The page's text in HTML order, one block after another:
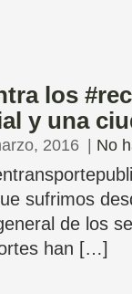
los
y una
2016 No
sufrimos
de los
han […]